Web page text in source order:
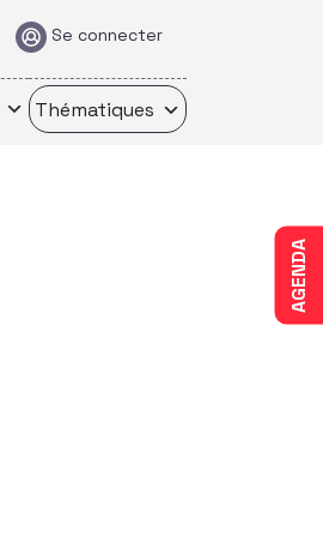
Se connecter
Thématiques
AGENDA